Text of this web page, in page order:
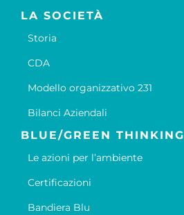
LA SOCIETÀ
Storia
CDA
Modello organizzativo 231
Bilanci Aziendali
BLUE/GREEN THINKING
Le azioni per l’ambiente
Certificazioni
Bandiera Blu